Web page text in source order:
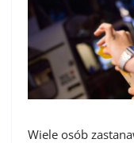
Wiele osób